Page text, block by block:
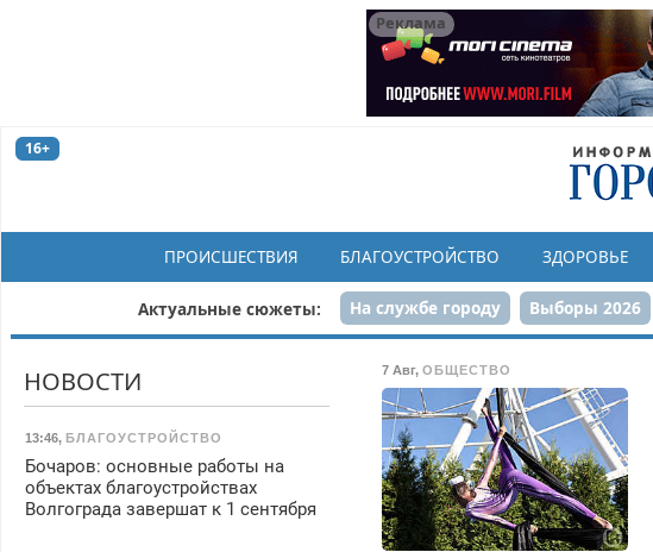
Реклама
16+
ПРОИСШЕСТВИЯ БЛАГОУСТРОЙСТВО ЗДОРОВЬЕ
Актуальные сюжеты: На службе городу Выборы 2026
Реконструкция
7 Авг,ОБЩЕСТВО
НОВОСТИ
13:46, БЛАГОУСТРОЙСТВО
Бочаров: основные работы на
объектах благоустройствах
Волгограда завершат к 1 сентября